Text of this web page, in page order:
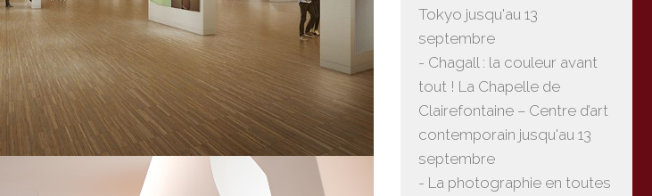
Tokyo jusqu'au 13
septembre
- Chagall : la couleur avant
tout ! La Chapelle de
Clairefontaine – Centre d’art
contemporain jusqu'au 13
septembre
- La photographie en toutes